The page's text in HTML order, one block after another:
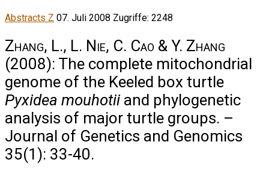
Abstracts Z 07. Juli 2008 Zugriffe: 2248
Zhang, L., L. Nie, C. Cao & Y. Zhang
(2008): The complete mitochondrial
genome of the Keeled box turtle
Pyxidea mouhotiiand phylogenetic
analysis of major turtle groups. –
Journal of Genetics and Genomics
35(1): 33-40.